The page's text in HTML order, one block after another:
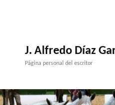
J. Alfredo Díaz
Página personal del escritor